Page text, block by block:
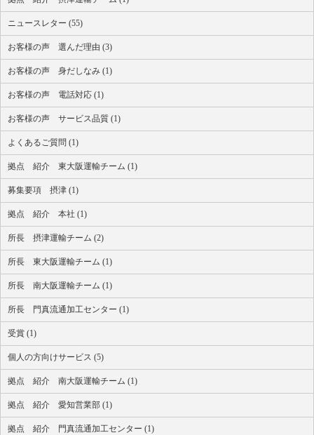
ニュースレター (55)
お客様の声 選んだ理由 (3)
お客様の声 身だしなみ (1)
お客様の声 電話対応 (1)
お客様の声 サービス品質 (1)
よくあるご質問 (1)
拠点 紹介 東大阪運輸チーム (1)
募集要項 摂津 (1)
拠点 紹介 本社 (1)
所長 摂津運輸チーム (2)
所長 東大阪運輸チーム (1)
所長 南大阪運輸チーム (1)
所長 門真流通加工センター (1)
受賞 (1)
個人の方向けサービス (5)
拠点 紹介 南大阪運輸チーム (1)
拠点 紹介 愛知営業部 (1)
拠点 紹介 門真流通加工センター (1)